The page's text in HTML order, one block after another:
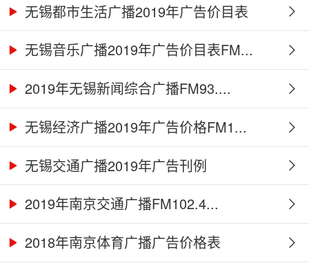
无锡都市生活广播2019年广告价目表
无锡音乐广播2019年广告价目表FM...
2019年无锡新闻综合广播FM93....
无锡经济广播2019年广告价格FM1...
无锡交通广播2019年广告刊例
2019年南京交通广播FM102.4...
2018年南京体育广播广告价格表